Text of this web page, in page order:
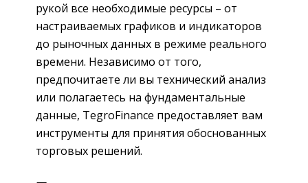
рукой все необходимые ресурсы – от
настраиваемых графиков и индикаторов
до рыночных данных в режиме реального
времени. Независимо от того,
предпочитаете ли вы технический анализ
или полагаетесь на фундаментальные
данные, TegroFinance предоставляет вам
инструменты для принятия обоснованных
торговых решений.